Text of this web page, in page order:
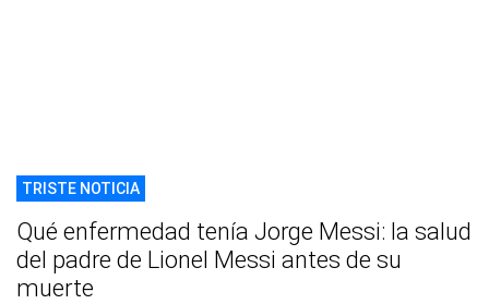
TRISTE NOTICIA
Qué enfermedad tenía Jorge Messi: la salud
del padre de Lionel Messi antes de su
muerte